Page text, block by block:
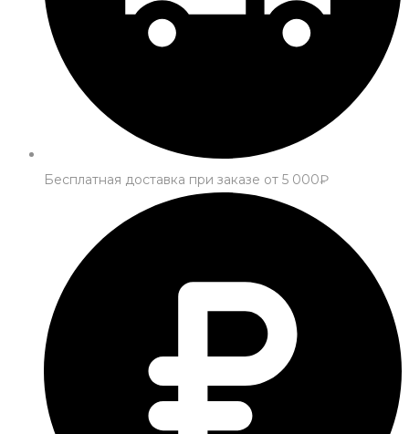
Бесплатная доставка при заказе от 5 000₽